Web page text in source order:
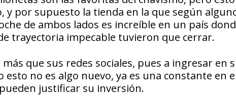
y por supuesto la tienda en la que según
de ambos lados es increíble en un país
trayectoria impecable tuvieron que cerrar.
que sus redes sociales, pues a ingresar en
no es algo nuevo, ya es una constante en
justificar su inversión.